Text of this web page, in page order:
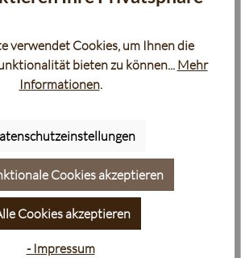
verwendet Cookies, um Ihnen die
bieten zu können... Mehr
Informationen.
Cookies akzeptieren
Cookies akzeptieren
- Impressum